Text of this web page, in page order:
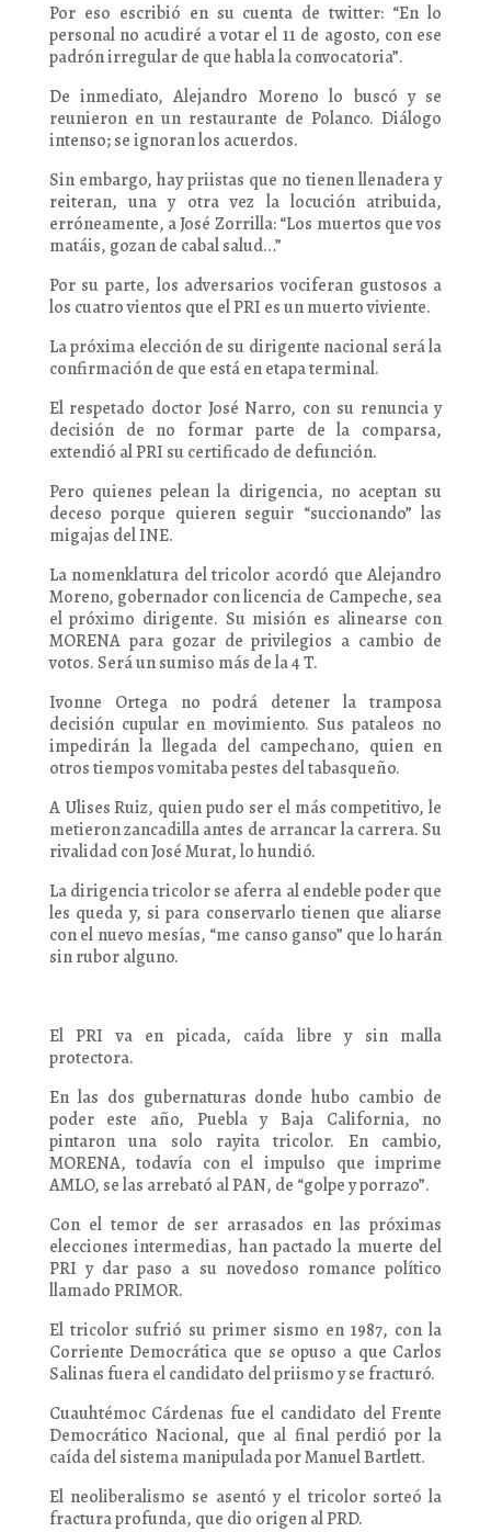
Por eso escribió en su cuenta de twitter: “En lo
personal no acudiré a votar el 11 de agosto, con ese
padrón irregular de que habla la convocatoria”.
De inmediato, Alejandro Moreno lo buscó y se
reunieron en un restaurante de Polanco. Diálogo
intenso; se ignoran los acuerdos.
Sin embargo, hay priistas que no tienen llenadera y
reiteran, una y otra vez la locución atribuida,
erróneamente, a José Zorrilla: “Los muertos que vos
matáis, gozan de cabal salud…”
Por su parte, los adversarios vociferan gustosos a
los cuatro vientos que el PRI es un muerto viviente.
La próxima elección de su dirigente nacional será la
confirmación de que está en etapa terminal.
El respetado doctor José Narro, con su renuncia y
decisión de no formar parte de la comparsa,
extendió al PRI su certificado de defunción.
Pero quienes pelean la dirigencia, no aceptan su
deceso porque quieren seguir “succionando” las
migajas del INE.
La nomenklatura del tricolor acordó que Alejandro
Moreno, gobernador con licencia de Campeche, sea
el próximo dirigente. Su misión es alinearse con
MORENA para gozar de privilegios a cambio de
votos. Será un sumiso más de la 4 T.
Ivonne Ortega no podrá detener la tramposa
decisión cupular en movimiento. Sus pataleos no
impedirán la llegada del campechano, quien en
otros tiempos vomitaba pestes del tabasqueño.
A Ulises Ruiz, quien pudo ser el más competitivo, le
metieron zancadilla antes de arrancar la carrera. Su
rivalidad con José Murat, lo hundió.
La dirigencia tricolor se aferra al endeble poder que
les queda y, si para conservarlo tienen que aliarse
con el nuevo mesías, “me canso ganso” que lo harán
sin rubor alguno.
El PRI va en picada, caída libre y sin malla
protectora.
En las dos gubernaturas donde hubo cambio de
poder este año, Puebla y Baja California, no
pintaron una solo rayita tricolor. En cambio,
MORENA, todavía con el impulso que imprime
AMLO, se las arrebató al PAN, de “golpe y porrazo”.
Con el temor de ser arrasados en las próximas
elecciones intermedias, han pactado la muerte del
PRI y dar paso a su novedoso romance político
llamado PRIMOR.
El tricolor sufrió su primer sismo en 1987, con la
Corriente Democrática que se opuso a que Carlos
Salinas fuera el candidato del priismo y se fracturó.
Cuauhtémoc Cárdenas fue el candidato del Frente
Democrático Nacional, que al final perdió por la
caída del sistema manipulada por Manuel Bartlett.
El neoliberalismo se asentó y el tricolor sorteó la
fractura profunda, que dio origen al PRD.